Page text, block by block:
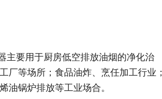
主要用于厨房低空排放油烟的净化治
厂等场所；食品油炸、烹任加工行业；
油锅炉排放等工业场合。